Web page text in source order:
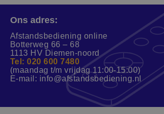
Ons adres:
Afstandsbediening online
Botterweg 66 – 68
1113 HV Diemen-noord
Tel: 020 600 7480
(maandag t/m vrijdag 11:00-15:00)
E-mail: info@afstandsbediening.nl